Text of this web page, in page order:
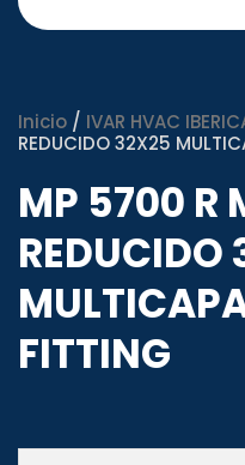
Inicio / IVAR HVAC
REDUCIDO 32X25
MP 5700 R
REDUCIDO
FITTING